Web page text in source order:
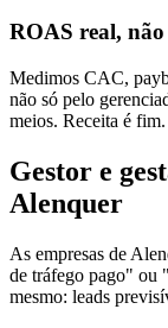
ROAS real,
Medimos CAC,
não só pelo
meios. Receita é fim.
Gestor e
Alenquer
As empresas de
de tráfego pago" ou
mesmo: leads